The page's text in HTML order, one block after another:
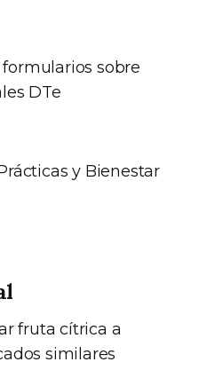
sobre
DTe
y Bienestar
fruta cítrica a
similares